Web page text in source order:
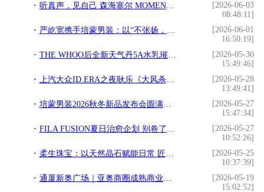
听真声，见自己 森海塞尔 MOMENTUM 系列携手宋威龙， 探索“真实的声音”体验
[2026-06-03
08:48:11]
严屹宽携手培蒙男装：以“不张扬，自有型”定义东方绅士新风尚
[2026-06-01
16:50:19]
THE WHOO后全新天气丹5A水乳璀璨上市 透白5A新境 进阶定义多维年轻新标准
[2026-05-30
15:49:46]
上汽大众ID.ERA之夜耿乐《大风杀》硬核演绎摘金扬花奖最佳男配
[2026-05-28
13:49:41]
培蒙男装2026秋冬新品发布会圆满落幕，携手严屹宽演绎东方风范
[2026-05-27
15:47:34]
FILA FUSION夏日治愈企划 别卷了！和「潦草小狗」一起，出门遛遛好心情
[2026-05-27
10:52:26]
柔生珠宝：以天然晶石赋能日常 匠造轻奢饰品新美学
[2026-05-25
10:37:39]
通厦新奥广场｜亚奥商圈成熟商业标杆 奥北一站式消费载体全城招商
[2026-05-19
15:02:52]